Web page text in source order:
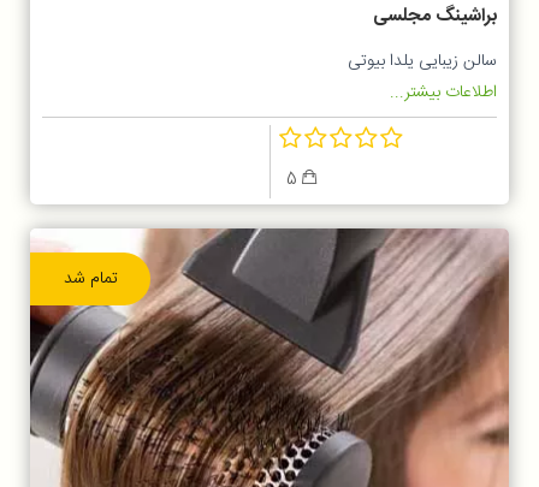
براشینگ مجلسی
سالن زیبایی یلدا بیوتی
اطلاعات بیشتر...
تمام شد